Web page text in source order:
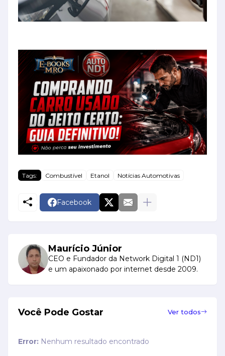
Tags: Combustível Etanol Notícias Automotivas
Facebook
Maurício Júnior
CEO e Fundador da Network Digital 1 (ND1)
e um apaixonado por internet desde 2009.
Você Pode Gostar Ver todos
Error: Nenhum resultado encontrado